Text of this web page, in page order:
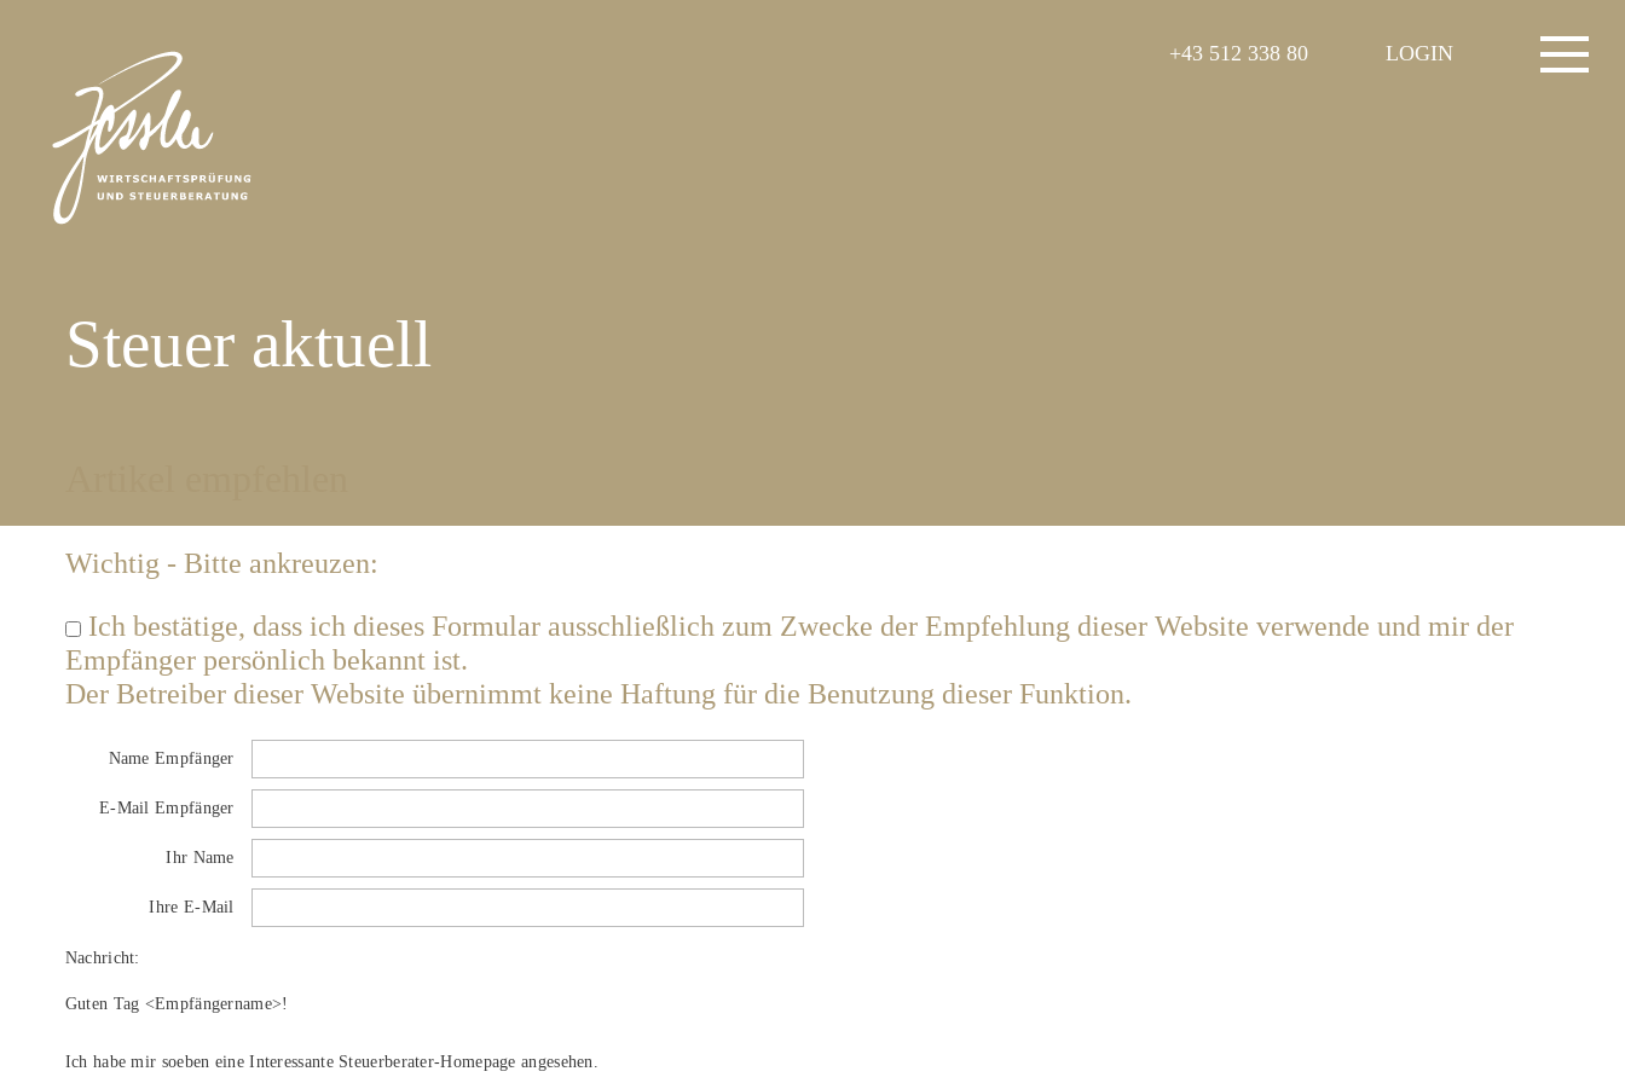
+43 512 338 80 LOGIN
Steuer aktuell
Wichtig - Bitte ankreuzen:
Ich bestätige, dass ich dieses Formular ausschließlich zum Zwecke der Empfehlung dieser Website verwende und mir der
Empfänger persönlich bekannt ist.
Der Betreiber dieser Website übernimmt keine Haftung für die Benutzung dieser Funktion.
Name Empfänger
E-Mail Empfänger
Ihr Name
Ihre E-Mail
Nachricht:
Guten Tag <Empfängername>!
Ich habe mir soeben eine Interessante Steuerberater-Homepage angesehen.